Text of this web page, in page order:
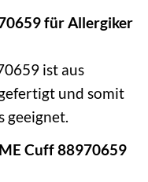
für Allergiker
ist aus
und somit
geeignet.
Cuff 88970659